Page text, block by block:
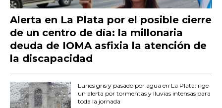
Alerta en La Plata por el posible cierre
de un centro de día: la millonaria
deuda de IOMA asfixia la atención de
la discapacidad
Lunes gris y pasado por agua en La Plata: rige
un alerta por tormentas y lluvias intensas para
toda la jornada